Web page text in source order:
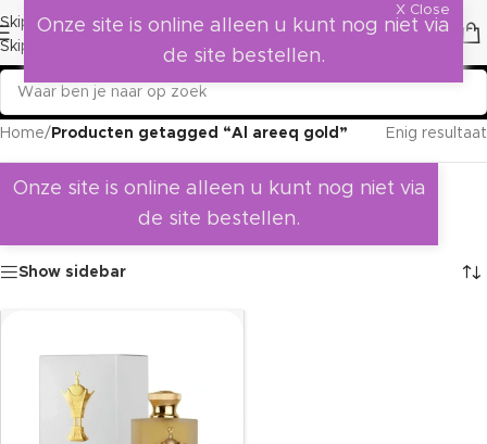
Skip to navigation
Skip to main content
Home/ Producten getagged “Al areeq gold” Enig resultaat
Onze site is online alleen u kunt nog niet via
de site bestellen.
Show sidebar
X Close
Onze site is online alleen u kunt nog niet via
de site bestellen.